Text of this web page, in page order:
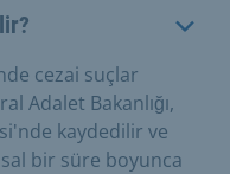
cezai suçlar
Adalet Bakanlığı,
kaydedilir ve
bir süre boyunca